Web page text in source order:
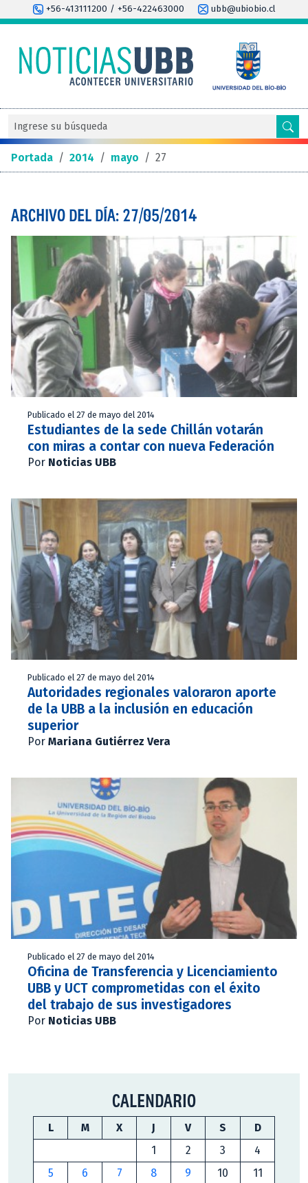
+56-413111200 / +56-422463000 ubb@ubiobio.cl
Portada / 2014 / mayo / 27
ARCHIVO DEL DÍA: 27/05/2014
Publicado el 27 de mayo del 2014
Estudiantes de la sede Chillán votarán
con miras a contar con nueva Federación
Por Noticias UBB
Publicado el 27 de mayo del 2014
Autoridades regionales valoraron aporte
de la UBB a la inclusión en educación
superior
Por Mariana Gutiérrez Vera
Publicado el 27 de mayo del 2014
Oficina de Transferencia y Licenciamiento
UBB y UCT comprometidas con el éxito
del trabajo de sus investigadores
Por Noticias UBB
CALENDARIO
L M X J V S
D
1
2 3
4
5
6 7 8 9 10
11